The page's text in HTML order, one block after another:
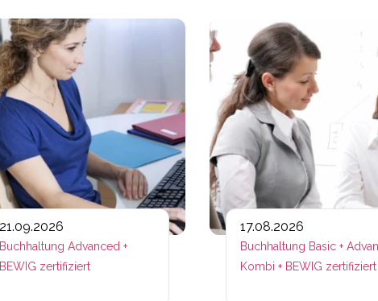
www.plativio.at/events/e-commerce-fachkraft-
Link zu https://
21.09.2026
Buchhaltung Advanced +
BEWIG zertifiziert
17.08.2026
Buchhaltung Basic +
Kombi + BEWIG zertifiziert